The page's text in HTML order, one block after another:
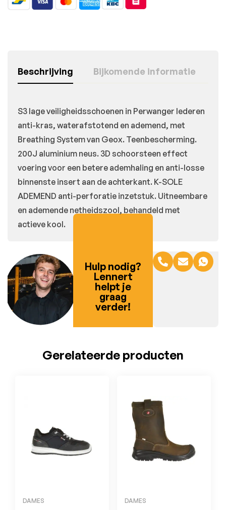
Beschrijving Bijkomende informatie
S3 lage veiligheidsschoenen in Perwanger lederen
anti-kras, waterafstotend en ademend, met
Breathing System van Geox. Teenbescherming.
200J aluminium neus. 3D schoorsteen effect
voering voor een betere ademhaling en anti-losse
binnenste insert aan de achterkant. K-SOLE
ADEMEND anti-perforatie inzetstuk. Uitneembare
en ademende netheidszool, behandeld met
actieve kool.
Hulp nodig?
Lennert
helpt je
graag
verder!
Gerelateerde producten
DAMES
DAMES